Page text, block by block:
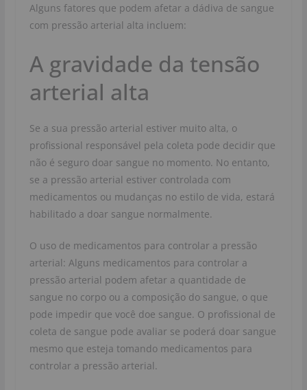
Alguns fatores que podem afetar a dádiva de sangue
com pressão arterial alta incluem:
A gravidade da tensão
arterial alta
Se a sua pressão arterial estiver muito alta, o
profissional responsável pela coleta pode decidir que
não é seguro doar sangue no momento. No entanto,
se a pressão arterial estiver controlada com
medicamentos ou mudanças no estilo de vida, estará
habilitado a doar sangue normalmente.
O uso de medicamentos para controlar a pressão
arterial: Alguns medicamentos para controlar a
pressão arterial podem afetar a quantidade de
sangue no corpo ou a composição do sangue, o que
pode impedir que você doe sangue. O profissional de
coleta de sangue pode avaliar se poderá doar sangue
mesmo que esteja tomando medicamentos para
controlar a pressão arterial.